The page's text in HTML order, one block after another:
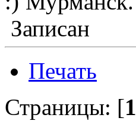
Записан
Печать
Страницы: [1